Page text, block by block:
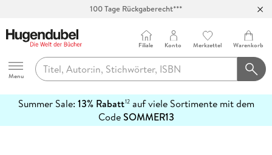
100 Tage Rückgaberecht***
Hugendubel
Menu
Filiale Konto Merkzettel Warenkorb
Summer Sale: 13% Rabatt12auf viele Sortimente mit dem
CodeSOMMER13
erfahren